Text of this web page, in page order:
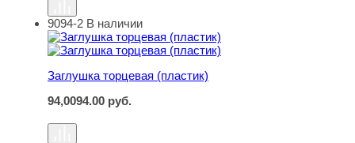
Заглушка торцевая (пластик)
9094-2 В наличии
Заглушка торцевая (пластик)
94,0094.00 руб.